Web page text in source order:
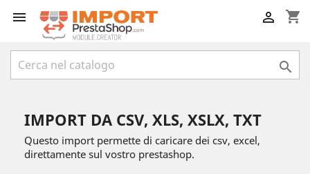
 shopping_cart


IMPORT DA CSV, XLS, XSLX, TXT
Questo import permette di caricare dei csv, excel,
direttamente sul vostro prestashop.